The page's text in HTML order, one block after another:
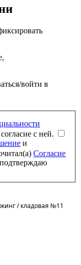
войти в
с ней.
Согласие
/кладовая №11